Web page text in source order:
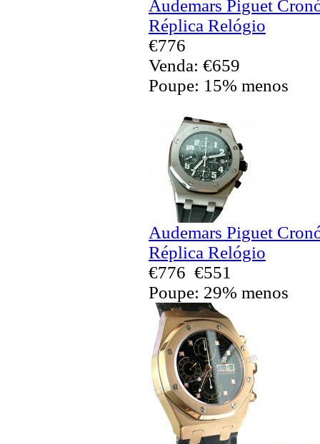
Audemars Piguet
Réplica Relógio
€776
Venda: €659
Poupe: 15% menos
Audemars Piguet
Réplica Relógio
€776 €551
Poupe: 29% menos